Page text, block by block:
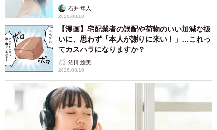
5/9
これ、ぜーーーんぶ鳥の卵！！！色や模様がさまざまです。手前の緑色
の卵なんて石みたいに見えますがカンムリシギダチョウのものだそう
（画像提供：動物繁殖学研究室）
こうなると、マンゴーのような卵を産んだヒクイドリにも
石井 隼人
2026.08.10
【漫画】宅配業者の誤配や荷物のいい加減な扱
いに、思わず「本人が謝りに来い！」…これっ
てカスハラになりますか？
沼田 絵美
2026.08.10